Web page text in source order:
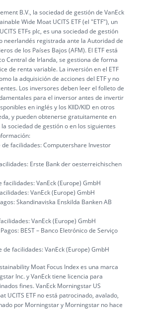
B.V., la sociedad de gestión de VanEck
Wide Moat UCITS ETF (el "ETF"), un
ETFs plc, es una sociedad de gestión
neerlandés registrada ante la Autoridad de
de los Países Bajos (AFM). El ETF está
Central de Irlanda, se gestiona de forma
de renta variable. La inversión en el ETF
la adquisición de acciones del ETF y no
Los inversores deben leer el folleto de
para el inversor antes de invertir
en inglés y los KIID/KID en otros
y pueden obtenerse gratuitamente en
sociedad de gestión o en los siguientes
de facilidades: Computershare Investor
Erste Bank der oesterreichischen
VanEck (Europe) GmbH
VanEck (Europe) GmbH
Skandinaviska Enskilda Banken AB
VanEck (Europe) GmbH
BEST – Banco Eletrónico de Serviço
de facilidades: VanEck (Europe) GmbH
Moat Focus Index es una marca
Inc. y VanEck tiene licencia para
fines. VanEck Morningstar US
UCITS ETF no está patrocinado, avalado,
por Morningstar y Morningstar no hace